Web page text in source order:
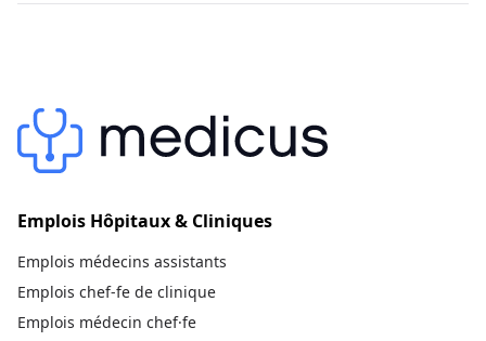
Emplois Hôpitaux & Cliniques
Emplois médecins assistants
Emplois chef-fe de clinique
Emplois médecin chef·fe